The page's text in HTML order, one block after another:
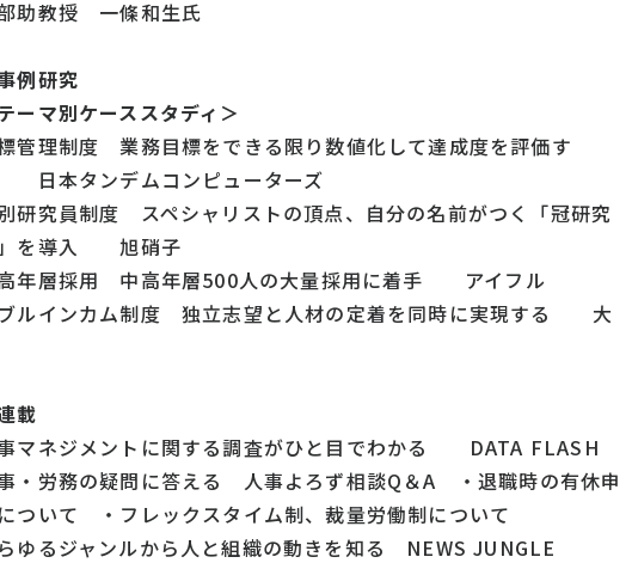
助教授 一條和生氏
例研究
ーマ別ケーススタディ＞
管理制度 業務目標をできる限り数値化して達成度を評価す
日本タンデムコンピューターズ
研究員制度 スペシャリストの頂点、自分の名前がつく「冠研究
を導入 旭硝子
年層採用 中高年層500人の大量採用に着手 アイフル
ルインカム制度 独立志望と人材の定着を同時に実現する 大
載
マネジメントに関する調査がひと目でわかる DATA FLASH
・労務の疑問に答える 人事よろず相談Q＆A ・退職時の有休申
ついて ・フレックスタイム制、裁量労働制について
ゆるジャンルから人と組織の動きを知る NEWS JUNGLE